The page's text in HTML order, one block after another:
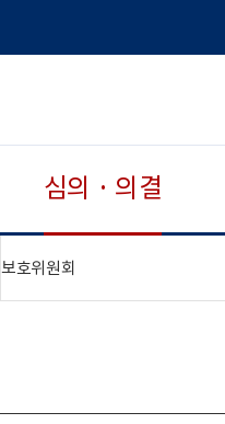
심의 · 의결
보호위원회